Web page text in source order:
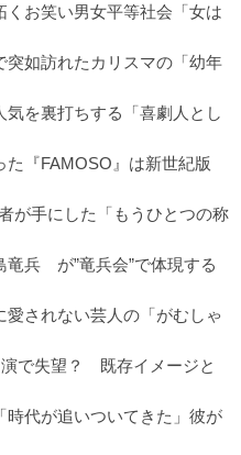
くお笑い男女平等社会「女は
突如訪れたカリスマの「幼年
気を裏打ちする「喜劇人とし
た『FAMOSO』は新世紀版
が手にした「もうひとつの称
竜兵 が”竜兵会”で体現する
愛されない芸人の「がむしゃ
で失望？ 既存イメージと
「時代が追いついてきた」彼が